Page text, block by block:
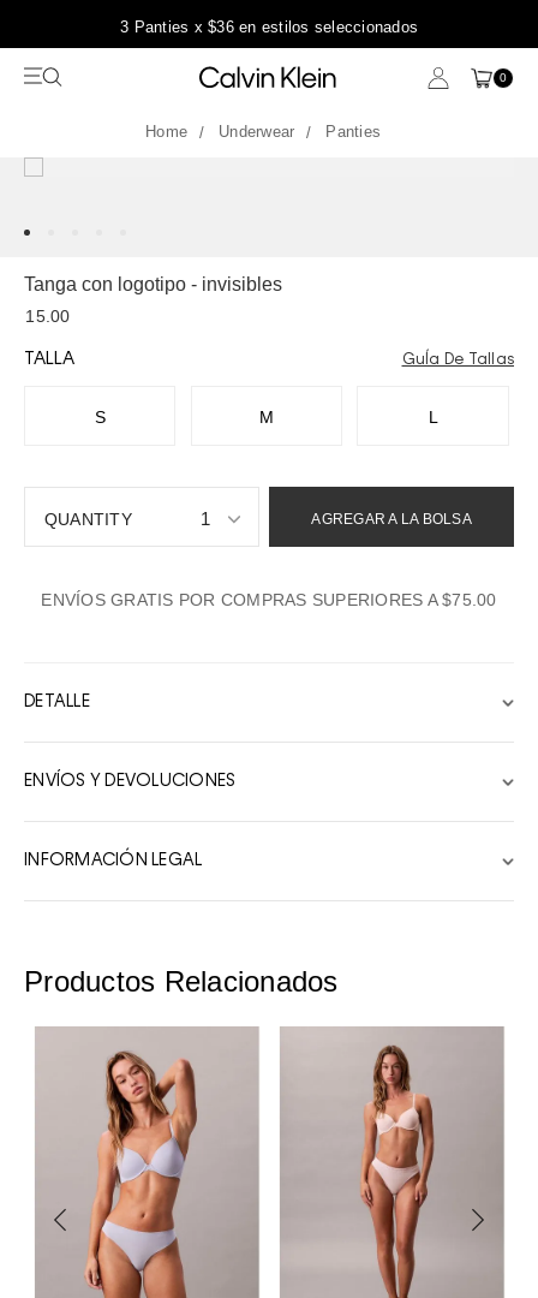
3 Panties x $36 en estilos seleccionados
0
Underwear Panties
Tanga con logotipo - invisibles
15.00
TALLA
S M L
GuÍa De Tallas
1
2
9
AGREGAR A LA BOLSA
ENVÍOS GRATIS POR COMPRAS SUPERIORES A $75.00
DETALLE
ENVÍOS Y DEVOLUCIONES
INFORMACIÓN LEGAL
Productos Relacionados